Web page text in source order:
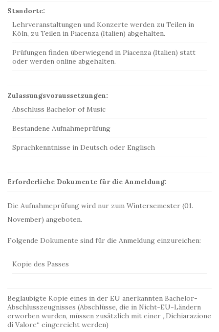
Standorte:
Lehrveranstaltungen und Konzerte werden zu Teilen in
Köln, zu Teilen in Piacenza (Italien) abgehalten.
Prüfungen finden überwiegend in Piacenza (Italien) statt
oder werden online abgehalten.
Zulassungsvoraussetzungen:
Abschluss Bachelor of Music
Bestandene Aufnahmeprüfung
Sprachkenntnisse in Deutsch oder Englisch
Erforderliche Dokumente für die Anmeldung:
Die Aufnahmeprüfung wird nur zum Wintersemester (01.
November) angeboten.
Folgende Dokumente sind für die Anmeldung einzureichen:
Kopie des Passes
Beglaubigte Kopie eines in der EU anerkannten Bachelor-
Abschlusszeugnisses (Abschlüsse, die in Nicht-EU-Ländern
erworben wurden, müssen zusätzlich mit einer „Dichiarazione
di Valore“ eingereicht werden)